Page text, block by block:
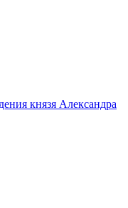
князя Александра